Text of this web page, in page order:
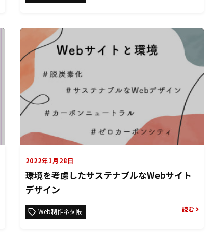
2022年1月28日
環境を考慮したサステナブルなWebサイト
デザイン
Web制作ネタ帳 読む